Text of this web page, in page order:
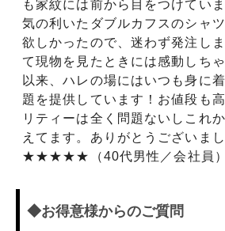
も家紋には前から目をつけてい
気の利いたダブルカフスのシャ
欲しかったので、迷わず発注し
て現物を見たときには感動しち
以来、ハレの場にはいつも身に
題を提供しています！お値段も
リティーは全く問題ないしこれ
えてます。ありがとうございまし
★★★★★（40代男性／会社員）
◆お得意様からのご質問